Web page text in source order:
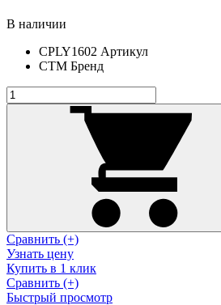
В наличии
CPLY1602 Артикул
СТМ Бренд
Сравнить (+)
Узнать цену
Купить в 1 клик
Сравнить (+)
Быстрый просмотр